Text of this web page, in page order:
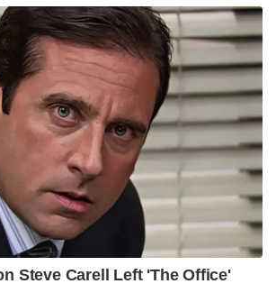
Steve Carell Left 'The Office'